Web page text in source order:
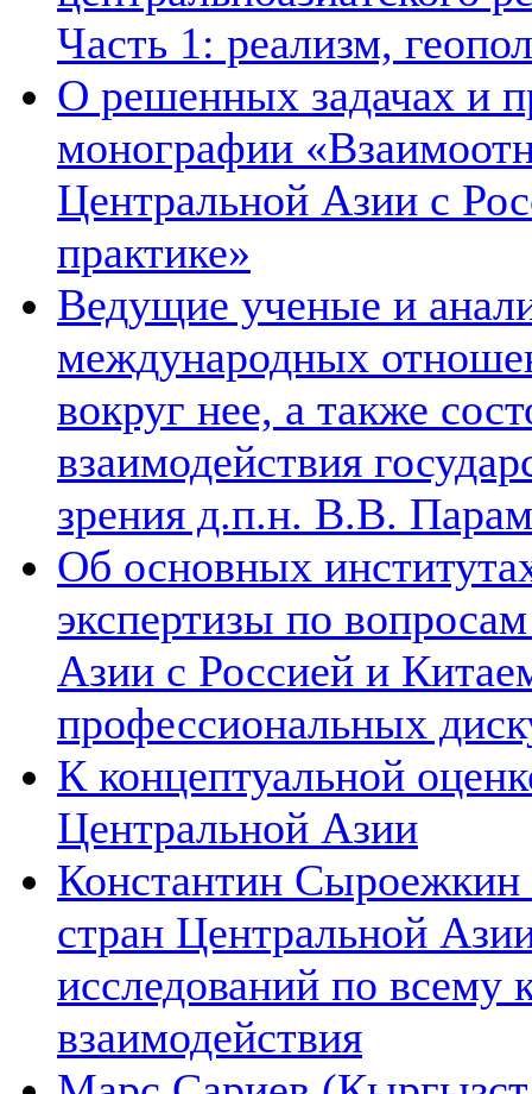
Часть 1: реализм,
О решенных задачах и
монографии
Центральной Азии с
практике»
Ведущие ученые и
международных
вокруг нее, а также
взаимодействия
зрения д.п.н. В.В.
Об основных
экспертизы по
Азии с Россией и
профессиональных
К концептуальной
Центральной Азии
Константин Сыроежкин
стран Центральной
исследований по всему
взаимодействия